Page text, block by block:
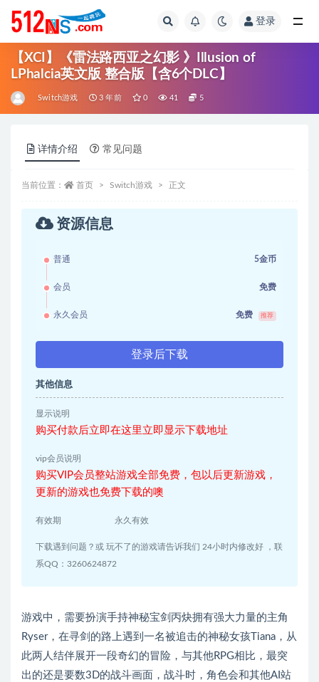
登录
【XCI】《雷法路西亚之幻影 》Illusion of
LPhalcia英文版 整合版【含6个DLC】
Switch游戏 3 年前 0 41 5
详情介绍 常见问题
当前位置： 首页 Switch游戏 正文
资源信息
普通 5金币
会员 免费
永久会员 免费 推荐
登录后下载
其他信息
显示说明
购买付款后立即在这里立即显示下载地址
vip会员说明
购买VIP会员整站游戏全部免费，包以后更新游戏，
更新的游戏也免费下载的噢
有效期 永久有效
下载遇到问题？或 玩不了的游戏请告诉我们 24小时内修改好 ，联
系QQ：3260624872
游戏中，需要扮演手持神秘宝剑丙炔拥有强大力量的主角
Ryser，在寻剑的路上遇到一名被追击的神秘女孩Tiana，从
此两人结伴展开一段奇幻的冒险，与其他RPG相比，最突
出的还是要数3D的战斗画面，战斗时，角色会和其他AI站